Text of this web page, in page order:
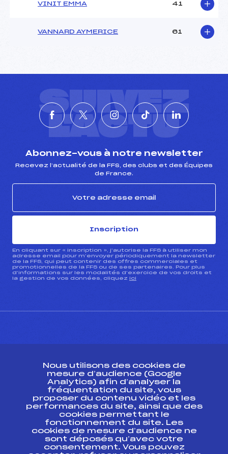
VINIT EMMA 41
VANNARD AYMERICE 61
SUIVEZ
L'ACTU
Abonnez-vous à notre newsletter
Recevez l’actualité de la FFS, des clubs et des Équipes
de France.
Inscription
En cliquant sur « inscription », j’autorise la FFS à utiliser mon
adresse email pour m’envoyer périodiquement la newsletter
de la FFS, qui peut contenir des offres commerciales et
promotionnelles de la FFS ou de ses partenaires. Pour plus
d’informations sur les modalités d’exercice de vos droits et
la gestion de vos données, cliquez ici
Ressources
Pass’Neige
Projet sportif fédéral
Projet de performance fédéral
Antidopage
Nous utilisons des cookies de
mesure d’audience (Google
Analytics) afin d’analyser la
fréquentation du site, vous
proposer du contenu vidéo et les
performances du site, ainsi que des
cookies permettant le
fonctionnement du site. Les
cookies de mesure d’audience ne
sont déposés qu’avec votre
consentement. Vous pouvez